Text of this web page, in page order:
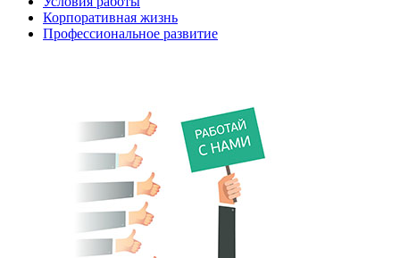
Корпоративная жизнь
Профессиональное развитие